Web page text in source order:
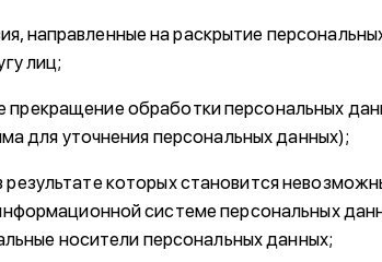
направленные на раскрытие
лиц;
прекращение обработки персональных
для уточнения персональных данных);
результате которых становится
системе персональных
носители персональных данных;